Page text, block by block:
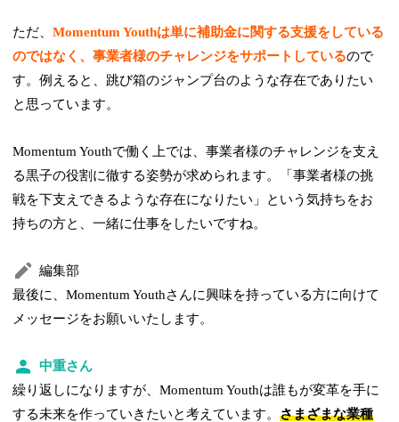
ただ、Momentum Youthは単に補助金に関する支援をしている
のではなく、事業者様のチャレンジをサポートしているので
す。例えると、跳び箱のジャンプ台のような存在でありたい
と思っています。
Momentum Youthで働く上では、事業者様のチャレンジを支え
る黒子の役割に徹する姿勢が求められます。「事業者様の挑
戦を下支えできるような存在になりたい」という気持ちをお
持ちの方と、一緒に仕事をしたいですね。
編集部
最後に、Momentum Youthさんに興味を持っている方に向けて
メッセージをお願いいたします。
中重さん
繰り返しになりますが、Momentum Youthは誰もが変革を手に
する未来を作っていきたいと考えています。さまざまな業種